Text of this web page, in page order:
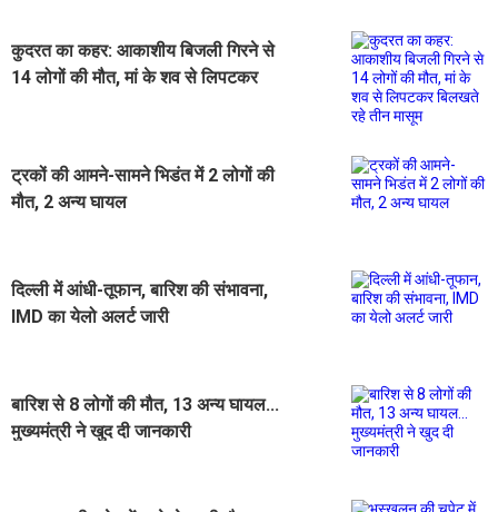
कुदरत का कहर: आकाशीय बिजली गिरने से
14 लोगों की मौत, मां के शव से लिपटकर
ट्रकों की आमने-सामने भिडंत में 2 लोगों की
मौत, 2 अन्य घायल
दिल्ली में आंधी-तूफान, बारिश की संभावना,
IMD का येलो अलर्ट जारी
बारिश से 8 लोगों की मौत, 13 अन्य घायल...
मुख्यमंत्री ने खुद दी जानकारी